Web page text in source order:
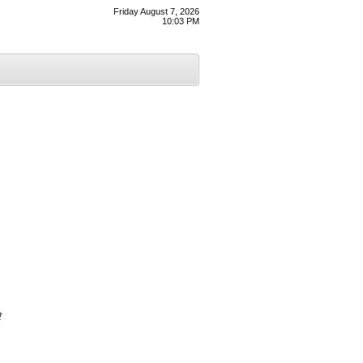
Friday August 7, 2026
10:03 PM